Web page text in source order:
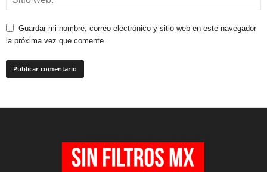
Guardar mi nombre, correo electrónico y sitio web en este navegador
la próxima vez que comente.